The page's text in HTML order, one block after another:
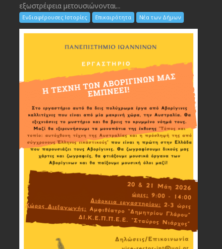
εξωστρέφεια μετουσιώνονται...
Ενδιαφέρουσες Ιστορίες Επικαιρότητα Νέα των Δήμων